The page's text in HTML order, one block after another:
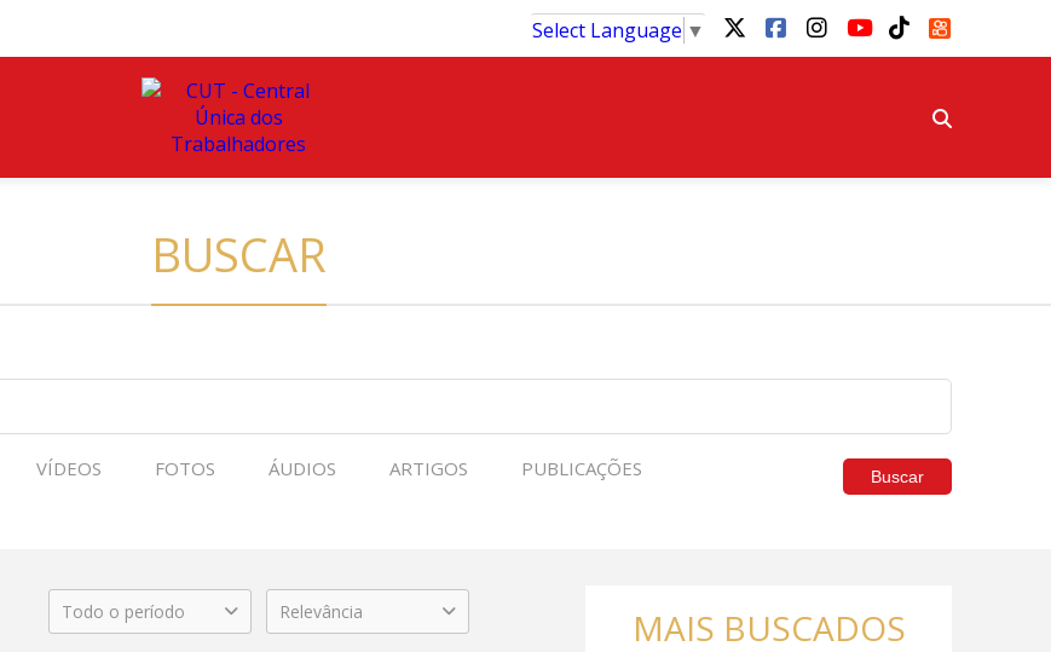
Select Language ▼
BUSCAR
VÍDEOS FOTOS ÁUDIOS ARTIGOS PUBLICAÇÕES Buscar
Todo o período Relevância MAIS BUSCADOS